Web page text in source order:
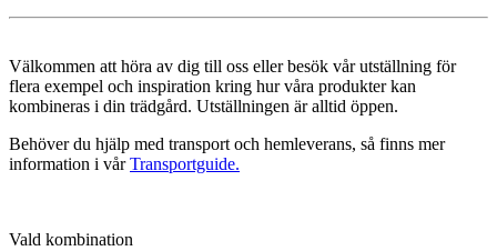
Välkommen att höra av dig till oss eller besök vår utställning för
flera exempel och inspiration kring hur våra produkter kan
kombineras i din trädgård. Utställningen är alltid öppen.
Behöver du hjälp med transport och hemleverans, så finns mer
information i vårTransportguide.
Vald kombination